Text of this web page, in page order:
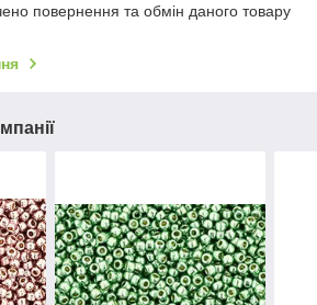
повернення та обмін даного товару